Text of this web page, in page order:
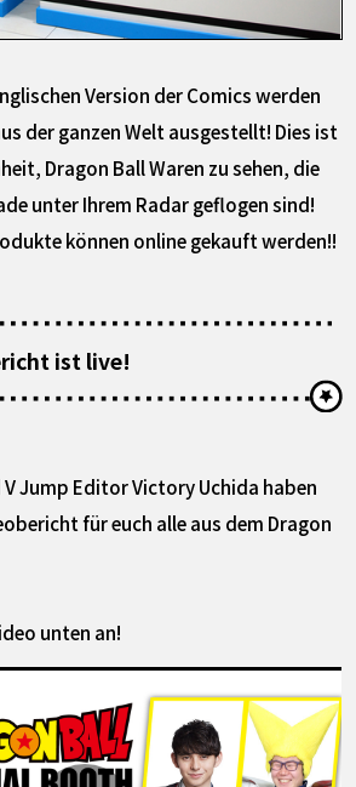
Version der Comics werden
der ganzen Welt ausgestellt! Dies ist
Dragon Ball Waren zu sehen, die
unter Ihrem Radar geflogen sind!
können online gekauft werden!!
ist live!
Jump Editor Victory Uchida haben
für euch alle aus dem Dragon
unten an!